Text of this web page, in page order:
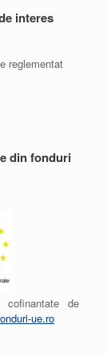
interes
reglementat
din fonduri
cofinantate de
ue.ro